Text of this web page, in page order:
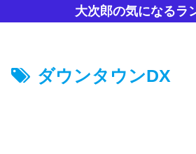
大次郎の気になるラ
ダウンタウンDX